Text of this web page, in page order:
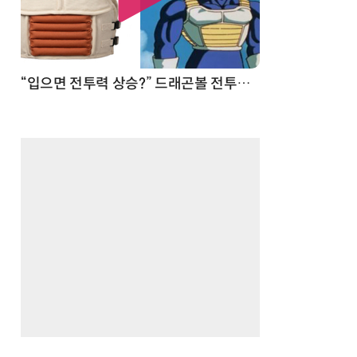
“입으면 전투력 상승?” 드래곤볼 전투복 닮은 중량조끼